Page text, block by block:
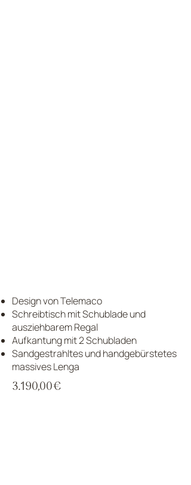
Design von Telemaco
Schreibtisch mit Schublade und
ausziehbarem Regal
Aufkantung mit 2 Schubladen
Sandgestrahltes und handgebürstetes
massives Lenga
3.190,00€